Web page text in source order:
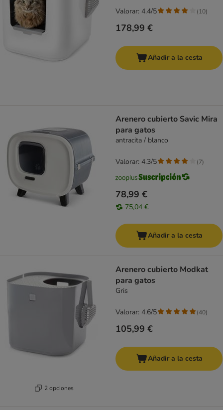
178,99 €
Valorar: 4.4/5 (10)
Añadir a la cesta
Arenero cubierto Savic Mira
para gatos
antracita / blanco
78,99 €
75,04 €
Valorar: 4.3/5 (7)
Añadir a la cesta
2 opciones
Arenero cubierto Modkat
para gatos
Gris
105,99 €
Valorar: 4.6/5 (40)
Añadir a la cesta